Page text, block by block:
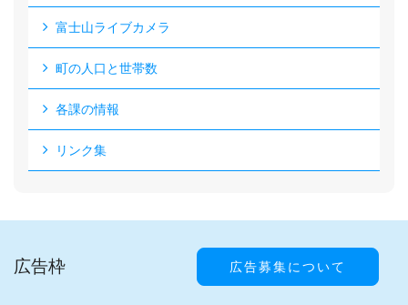
富士山ライブカメラ
町の人口と世帯数
各課の情報
リンク集
広告枠 広告募集について